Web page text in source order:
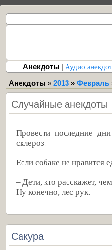
Анекдоты | Аудио
Анекдоты » 2013 » Февраль
Случайные анекдоты
Провести последние
склероз.
Если собаке не нравится
– Дети, кто расскажет,
Ну конечно, лес рук.
Сакура